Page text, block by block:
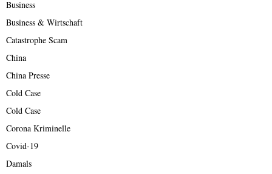
Business
Business & Wirtschaft
Catastrophe Scam
China
China Presse
Cold Case
Cold Case
Corona Kriminelle
Covid-19
Damals